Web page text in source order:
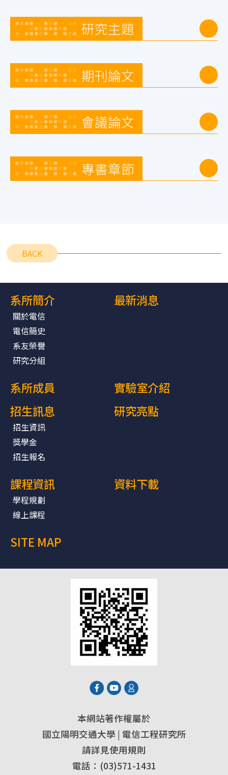
研究主題
期刊論文
會議論文
專書章節
BACK
系所簡介
關於電信
電信簡史
系友榮譽
研究分組
最新消息
系所成員
實驗室介紹
招生訊息
招生資訊
獎學金
招生報名
研究亮點
課程資訊
學程規劃
線上課程
資料下載
SITE MAP
本網站著作權屬於
國立陽明交通大學 | 電信工程研究所
請詳見使用規則
電話：(03)571-1431